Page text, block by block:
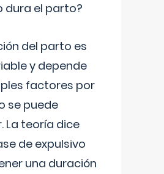
dura el parto?
del parto es
y depende
factores por
se puede
La teoría dice
de expulsivo
una duración